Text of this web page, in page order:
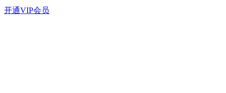
开通VIP会员